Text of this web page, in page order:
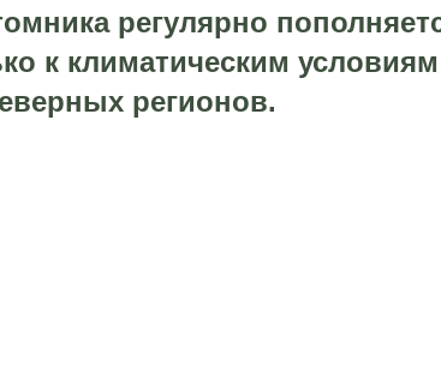
регулярно
к климатическим условиям
регионов.